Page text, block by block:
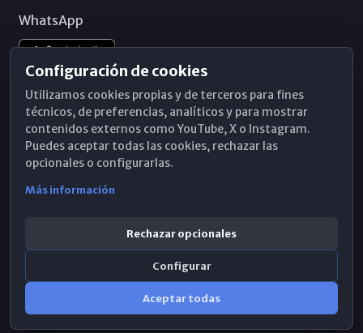
WhatsApp
Configuración de cookies
Utilizamos cookies propias y de terceros para fines
técnicos, de preferencias, analíticos y para mostrar
contenidos externos como YouTube, X o Instagram.
Puedes aceptar todas las cookies, rechazar las
opcionales o configurarlas.
Más información
Rechazar opcionales
Configurar
Aceptar todas